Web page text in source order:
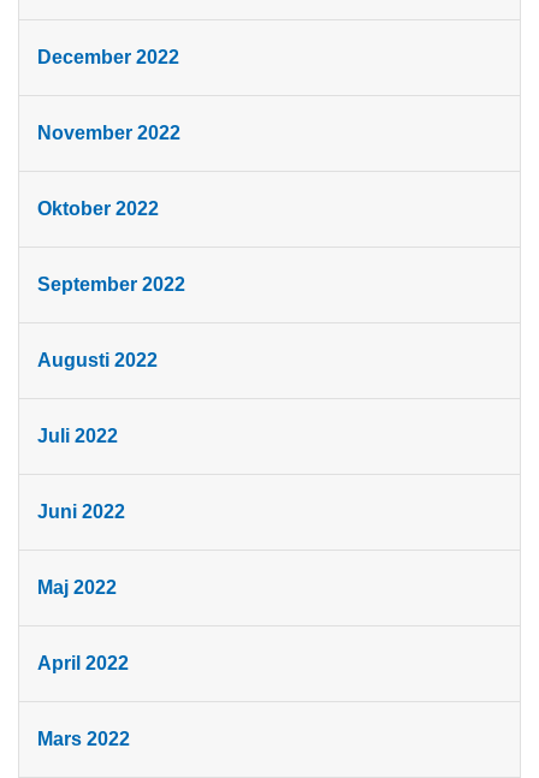
December 2022
November 2022
Oktober 2022
September 2022
Augusti 2022
Juli 2022
Juni 2022
Maj 2022
April 2022
Mars 2022